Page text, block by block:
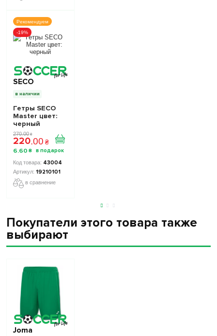
Рекомендуем
-19%
SECO
в наличии
Гетры SECO
Master цвет:
черный
270.00 ₴
220.00 ₴
6.60 ₴
43004
19210101
в сравнение
Покупатели этого товара также
выбирают
Joma